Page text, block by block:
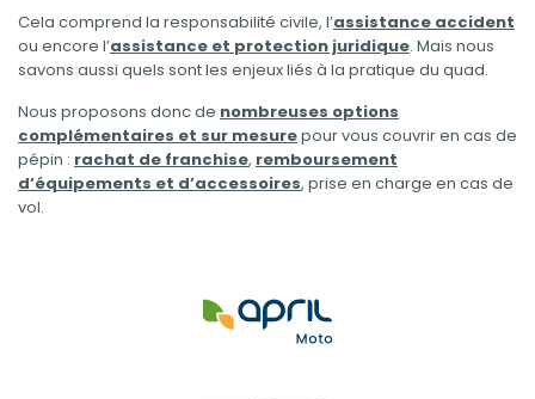
Cela comprend la responsabilité civile, l’assistance accident
ou encore l’assistance et protection juridique. Mais nous
savons aussi quels sont les enjeux liés à la pratique du quad.
Nous proposons donc de nombreuses options
complémentaires et sur mesurepour vous couvrir en cas de
pépin : rachat de franchise, remboursement
d’équipements et d’accessoires, prise en charge en cas de
vol.